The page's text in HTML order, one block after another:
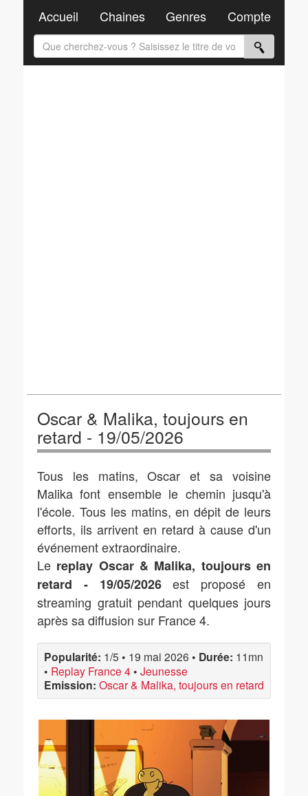
Oscar & Malika, toujours en
retard - 19/05/2026
Tous les matins, Oscar et sa voisine
Malika font ensemble le chemin jusqu'à
l'école. Tous les matins, en dépit de leurs
efforts, ils arrivent en retard à cause d'un
événement extraordinaire.
Le replay Oscar & Malika, toujours en
retard - 19/05/2026est proposé en
streaming gratuit pendant quelques jours
après sa diffusion sur France 4.
Popularité: 1/5 • 19 mai 2026 • Durée: 11mn
• Replay France 4 • Jeunesse
Emission: Oscar & Malika, toujours en retard
Accueil Chaines Genres Compte